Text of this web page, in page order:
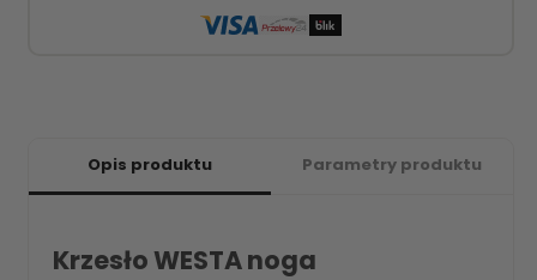
Opis produktu Parametry produktu
Krzesło WESTA noga